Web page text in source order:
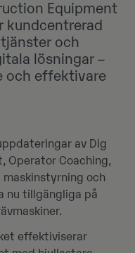
Equipment
kundcentrerad
och
lösningar –
och effektivare
av Dig
Operator Coaching,
maskinstyrning och
nu tillgängliga på
effektiviserar